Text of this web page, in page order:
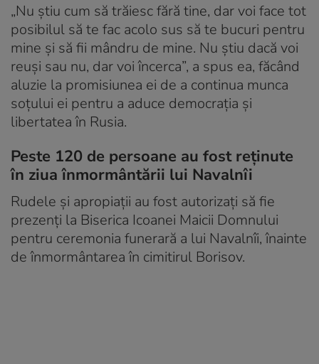
„Nu știu cum să trăiesc fără tine, dar voi face tot
posibilul să te fac acolo sus să te bucuri pentru
mine și să fii mândru de mine. Nu știu dacă voi
reuși sau nu, dar voi încerca”, a spus ea, făcând
aluzie la promisiunea ei de a continua munca
soțului ei pentru a aduce democrația și
libertatea în Rusia.
Peste 120 de persoane au fost reţinute
în ziua înmormântării lui Navalnîi
Rudele și apropiații au fost autorizați să fie
prezenți la Biserica Icoanei Maicii Domnului
pentru ceremonia funerară a lui Navalnîi, înainte
de înmormântarea în cimitirul Borisov.